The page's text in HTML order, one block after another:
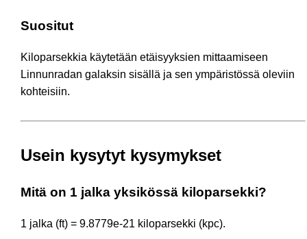
Suositut
Kiloparsekkia käytetään etäisyyksien mittaamiseen
Linnunradan galaksin sisällä ja sen ympäristössä oleviin
kohteisiin.
Usein kysytyt kysymykset
Mitä on 1 jalka yksikössä kiloparsekki?
1 jalka (ft) = 9.8779e-21 kiloparsekki (kpc).